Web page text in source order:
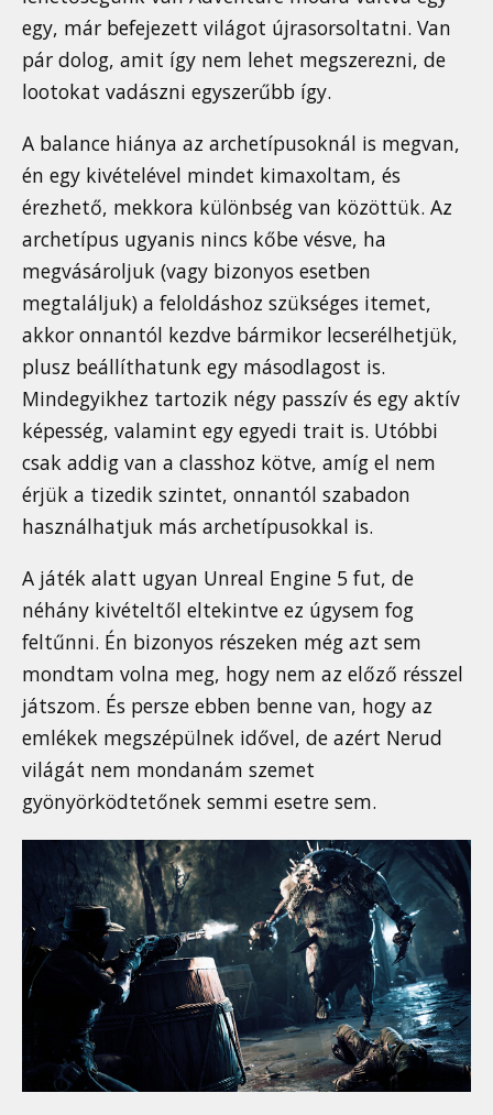
egy, már befejezett világot újrasorsoltatni. Van
pár dolog, amit így nem lehet megszerezni, de
lootokat vadászni egyszerűbb így.
A balance hiánya az archetípusoknál is megvan,
én egy kivételével mindet kimaxoltam, és
érezhető, mekkora különbség van közöttük. Az
archetípus ugyanis nincs kőbe vésve, ha
megvásároljuk (vagy bizonyos esetben
megtaláljuk) a feloldáshoz szükséges itemet,
akkor onnantól kezdve bármikor lecserélhetjük,
plusz beállíthatunk egy másodlagost is.
Mindegyikhez tartozik négy passzív és egy aktív
képesség, valamint egy egyedi trait is. Utóbbi
csak addig van a classhoz kötve, amíg el nem
érjük a tizedik szintet, onnantól szabadon
használhatjuk más archetípusokkal is.
A játék alatt ugyan Unreal Engine 5 fut, de
néhány kivételtől eltekintve ez úgysem fog
feltűnni. Én bizonyos részeken még azt sem
mondtam volna meg, hogy nem az előző résszel
játszom. És persze ebben benne van, hogy az
emlékek megszépülnek idővel, de azért Nerud
világát nem mondanám szemet
gyönyörködtetőnek semmi esetre sem.